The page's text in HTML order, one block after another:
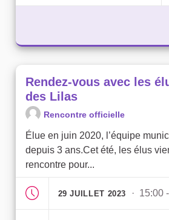
Rendez-vous avec les
des Lilas
Rencontre officielle
Élue en juin 2020, l’équipe
depuis 3 ans.Cet été, les élus
rencontre pour...
29 JUILLET 2023 · 15:00